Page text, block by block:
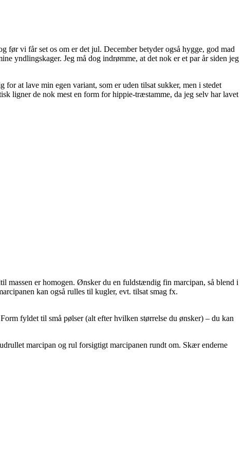
før vi får set os om er det jul. December betyder også hygge, god mad
yndlingskager. Jeg må dog indrømme, at det nok er et par år siden jeg
at lave min egen variant, som er uden tilsat sukker, men i stedet
ligner de nok mest en form for hippie-træstamme, da jeg selv har lavet
massen er homogen. Ønsker du en fuldstændig fin marcipan, så blend i
kan også rulles til kugler, evt. tilsat smag fx.
fyldet til små pølser (alt efter hvilken størrelse du ønsker) – du kan
marcipan og rul forsigtigt marcipanen rundt om. Skær enderne